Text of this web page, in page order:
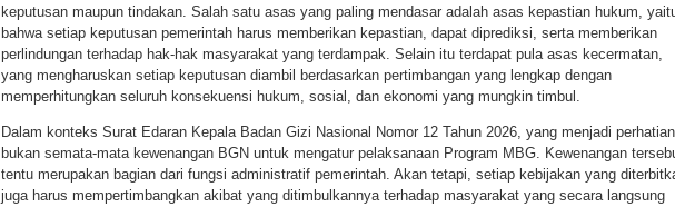
keputusan maupun tindakan. Salah satu asas yang paling mendasar adalah asas kepastian hukum,
bahwa setiap keputusan pemerintah harus memberikan kepastian, dapat diprediksi, serta memberikan
perlindungan terhadap hak-hak masyarakat yang terdampak. Selain itu terdapat pula asas kecermatan,
yang mengharuskan setiap keputusan diambil berdasarkan pertimbangan yang lengkap dengan
memperhitungkan seluruh konsekuensi hukum, sosial, dan ekonomi yang mungkin timbul.
Dalam konteks Surat Edaran Kepala Badan Gizi Nasional Nomor 12 Tahun 2026, yang menjadi perhatian
bukan semata-mata kewenangan BGN untuk mengatur pelaksanaan Program MBG. Kewenangan
tentu merupakan bagian dari fungsi administratif pemerintah. Akan tetapi, setiap kebijakan yang
juga harus mempertimbangkan akibat yang ditimbulkannya terhadap masyarakat yang secara langsung